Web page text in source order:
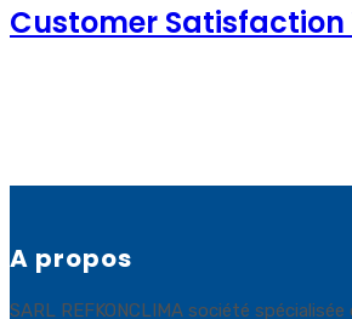
Customer
A propos
SARL REFKONCLIMA société